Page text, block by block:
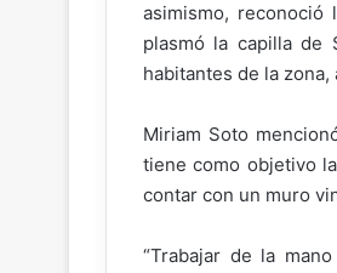
asimismo,
plasmó la capilla de
habitantes de la
Miriam Soto
tiene como objetivo
contar con un muro
“Trabajar de la